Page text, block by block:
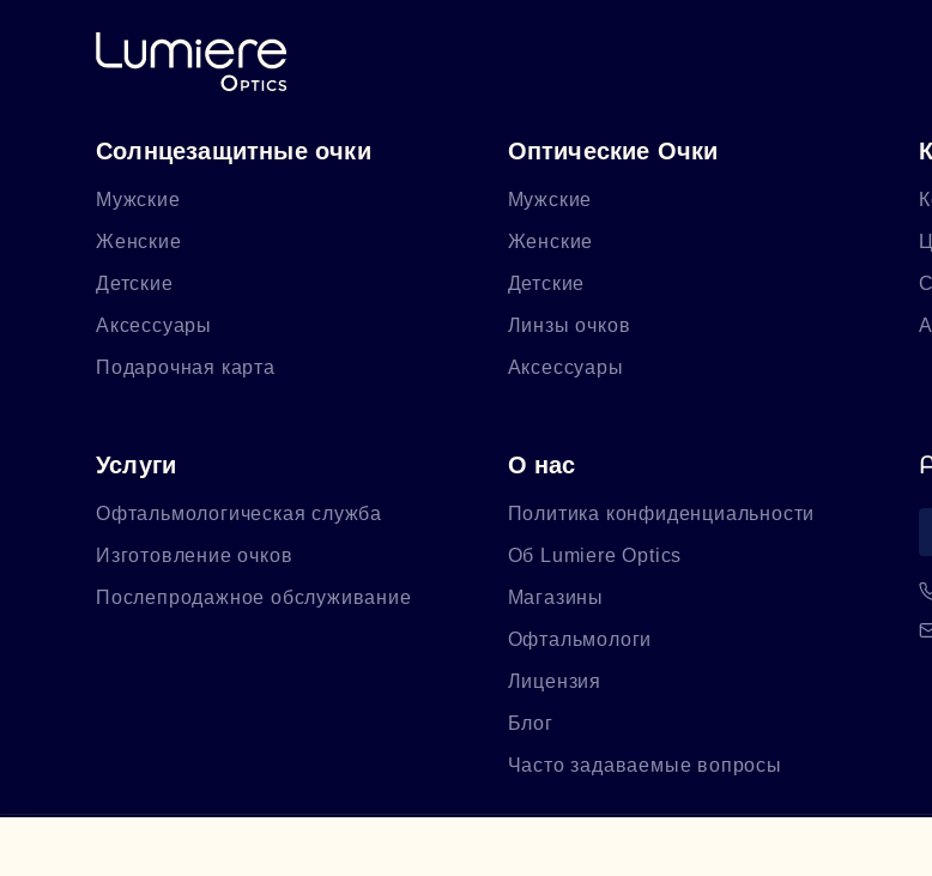
Солнцезащитные очки
Мужские
Женские
Детские
Аксессуары
Подарочная карта
Оптические Очки
Мужские
Женские
Детские
Линзы очков
Аксессуары
Услуги
Офтальмологическая служба
Изготовление очков
Послепродажное обслуживание
О нас
Политика конфиденциальности
Об Lumiere Optics
Магазины
Офтальмологи
Лицензия
Блог
Часто задаваемые вопросы